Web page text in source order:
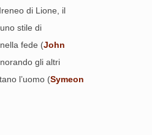
di Lione, il
stile di
fede (John
gli altri
l’uomo (Symeon